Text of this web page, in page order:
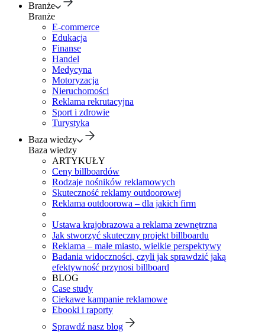
Branże
Branże
E-commerce
Edukacja
Finanse
Handel
Medycyna
Motoryzacja
Nieruchomości
Reklama rekrutacyjna
Sport i zdrowie
Turystyka
Baza wiedzy
Baza wiedzy
ARTYKUŁY
Ceny billboardów
Rodzaje nośników reklamowych
Skuteczność reklamy outdoorowej
Reklama outdoorowa – dla jakich firm
Ustawa krajobrazowa a reklama zewnętrzna
Jak stworzyć skuteczny projekt billboardu
Reklama – małe miasto, wielkie perspektywy
Badania widoczności, czyli jak sprawdzić jaką
efektywność przynosi billboard
BLOG
Case study
Ciekawe kampanie reklamowe
Ebooki i raporty
Sprawdź nasz blog